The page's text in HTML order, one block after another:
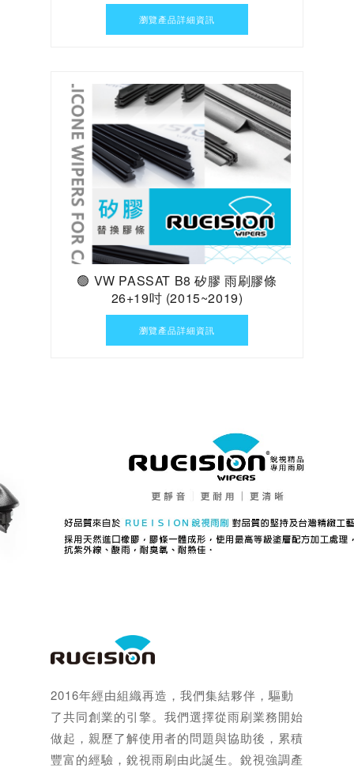
瀏覽產品詳細資訊
🟢 VW PASSAT B8 矽膠 雨刷膠條
26+19吋 (2015~2019)
瀏覽產品詳細資訊
2016年經由組織再造，我們集結夥伴，驅動
了共同創業的引擎。我們選擇從雨刷業務開始
做起，親歷了解使用者的問題與協助後，累積
豐富的經驗，銳視雨刷由此誕生。銳視強調產